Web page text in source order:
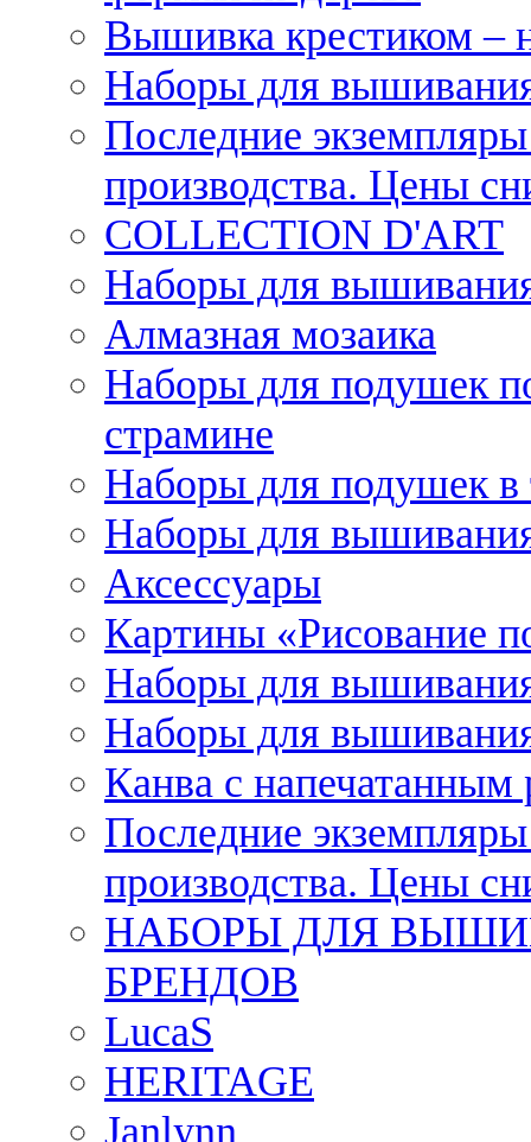
Вышивка крестиком –
Наборы для
Последние
производства. Цены
COLLECTION D'ART
Наборы для
Алмазная мозаика
Наборы для подушек
страмине
Наборы для подушек в
Наборы для
Аксессуары
Картины «Рисование
Наборы для
Наборы для
Канва с напечатанным
Последние
производства. Цены
НАБОРЫ ДЛЯ
БРЕНДОВ
LucaS
HERITAGE
Janlynn